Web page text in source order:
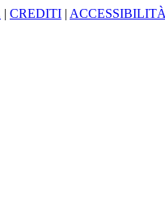
| CREDITI |